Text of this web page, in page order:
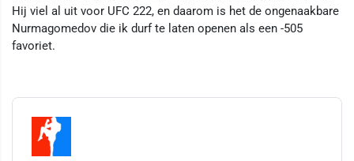
Hij viel al uit voor UFC 222, en daarom is het de ongenaakbare
Nurmagomedov die ik durf te laten openen als een -505
favoriet.